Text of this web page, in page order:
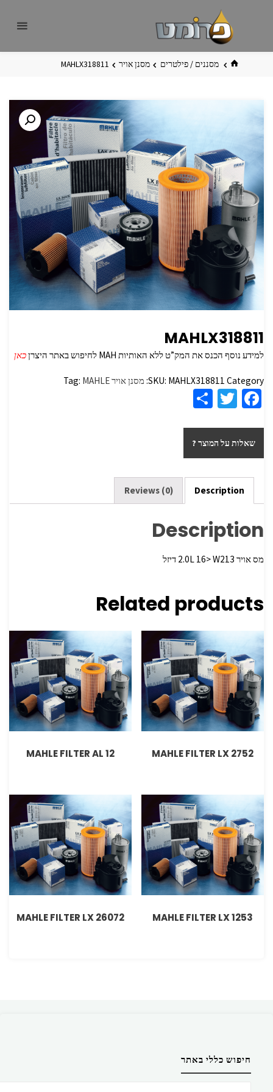
בית מסננים / פילטרים מסנן אויר MAHLX318811
MAHLX318811
למידע נוסף הכנס את המק”ט ללא האותיות MAH לחיפוש באתר היצרן כאן
SKU: MAHLX318811 Category: מסנן אויר Tag: MAHLE
Fa
b
o
o
k
T
tt
er
ar
e
שאלות על המוצר ?
Description
Reviews (0)
Description
מס אויר 2.0L 16> W213 דיזל
Related products
MAHLE FILTER LX 2752
MAHLE FILTER AL 12
MAHLE FILTER LX 1253
MAHLE FILTER LX 26072
חיפוש כללי באתר